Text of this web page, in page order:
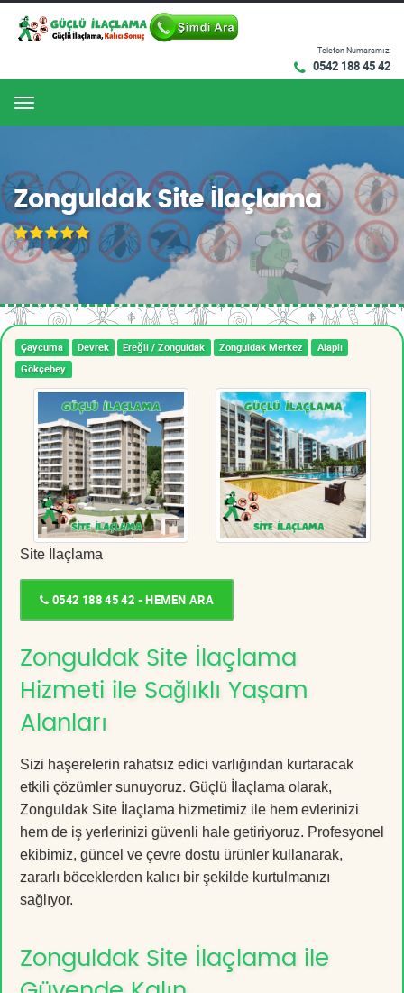
Telefon Numaramız:
0542 188 45 42
Menu
Zonguldak Site İlaçlama
Çaycuma Devrek Ereğli / Zonguldak Zonguldak Merkez
Alaplı
Gökçebey
Site İlaçlama
0542 188 45 42 - HEMEN ARA
Zonguldak Site İlaçlama
Hizmeti ile Sağlıklı Yaşam
Alanları
Sizi haşerelerin rahatsız edici varlığından kurtaracak
etkili çözümler sunuyoruz. Güçlü İlaçlama olarak,
Zonguldak Site İlaçlama hizmetimiz ile hem evlerinizi
hem de iş yerlerinizi güvenli hale getiriyoruz. Profesyonel
ekibimiz, güncel ve çevre dostu ürünler kullanarak,
zararlı böceklerden kalıcı bir şekilde kurtulmanızı
sağlıyor.
Zonguldak Site İlaçlama ile